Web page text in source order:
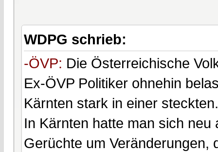
WDPG schrieb:
-ÖVP: Die Österreichische
Ex-ÖVP Politiker ohnehin
Kärnten stark in einer
In Kärnten hatte man sich
Gerüchte um Veränderungen,